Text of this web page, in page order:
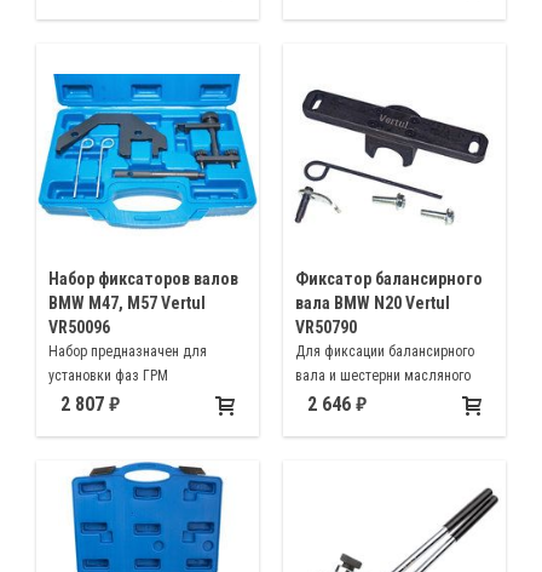
Набор фиксаторов валов
BMW M47, M57 Vertul
VR50096
Набор предназначен для
установки фаз ГРМ
автомобилей M47, M57 и Land
Rail и с объемом 2.0L и 3.0L
2 807
Фиксатор балансирного
вала BMW N20 Vertul
VR50790
Для фиксации балансирного
вала и шестерни масляного
насоса на автомобилях марки
2 646